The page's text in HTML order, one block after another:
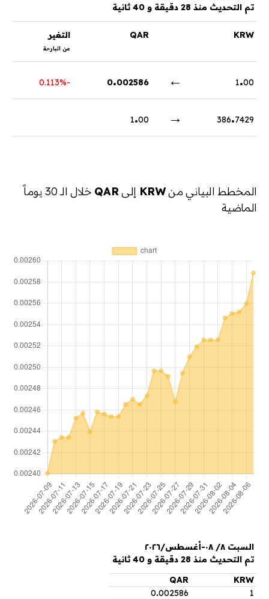
تم التحديث منذ 28 دقيقة و 40 ثانية
KRW
QAR التغير
عن البارحة
1.00
←
0.002586
-0.113%
386.7429
→
1.00
المخطط البياني منKRW إلىQAR
خلال الـ 30 يوماً
الماضية
السبت ٨/ ٠٨-أغسطس/٢٠٢٦
تم التحديث منذ 28 دقيقة و 40 ثانية
KRW
QAR
1
0.002586